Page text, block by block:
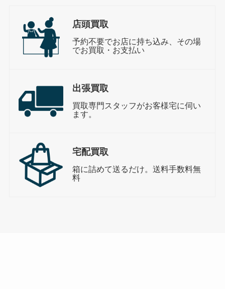
店頭買取
予約不要でお店に持ち込み、その場
でお買取・お支払い
出張買取
買取専門スタッフがお客様宅に伺い
ます。
宅配買取
箱に詰めて送るだけ。送料手数料無
料